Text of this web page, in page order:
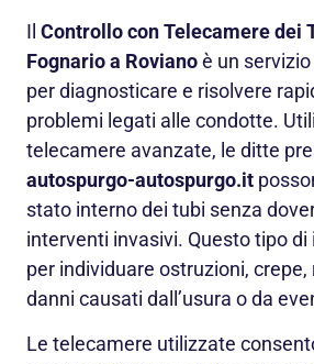
Il Controllo con Telecamere dei
Fognario a Rovianoè un
per diagnosticare e risolvere
problemi legati alle condotte.
telecamere avanzate, le ditte
autospurgo-autospurgo.it
stato interno dei tubi senza
interventi invasivi. Questo tipo di
per individuare ostruzioni,
danni causati dall’usura o da
Le telecamere utilizzate